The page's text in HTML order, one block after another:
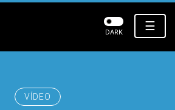
☰
DARK
VÍDEO